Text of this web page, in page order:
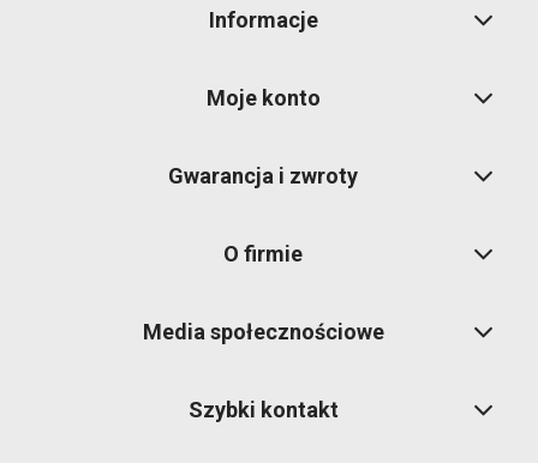
Informacje
Moje konto
Gwarancja i zwroty
O firmie
Media społecznościowe
Szybki kontakt